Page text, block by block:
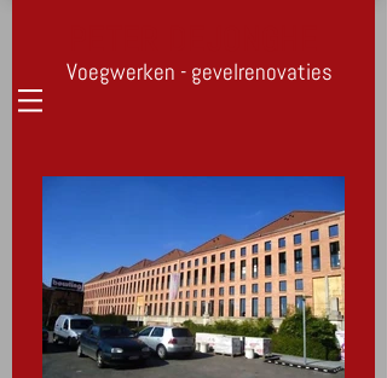
Voegwerken - gevelrenovaties